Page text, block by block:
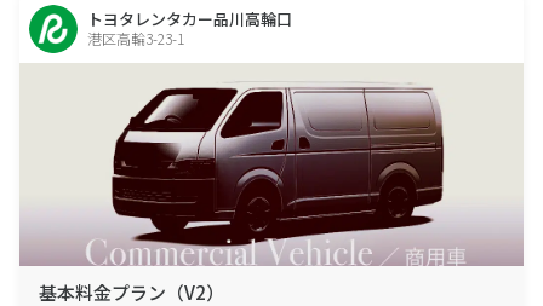
トヨタレンタカー品川高輪口
港区高輪3-23-1
基本料金プラン（V2）